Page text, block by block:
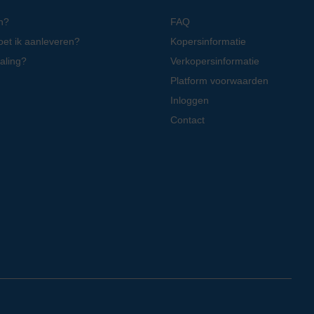
ik aanleveren?
FAQ
Kopersinformatie
Verkopersinformatie
Platform voorwaarden
Inloggen
Contact